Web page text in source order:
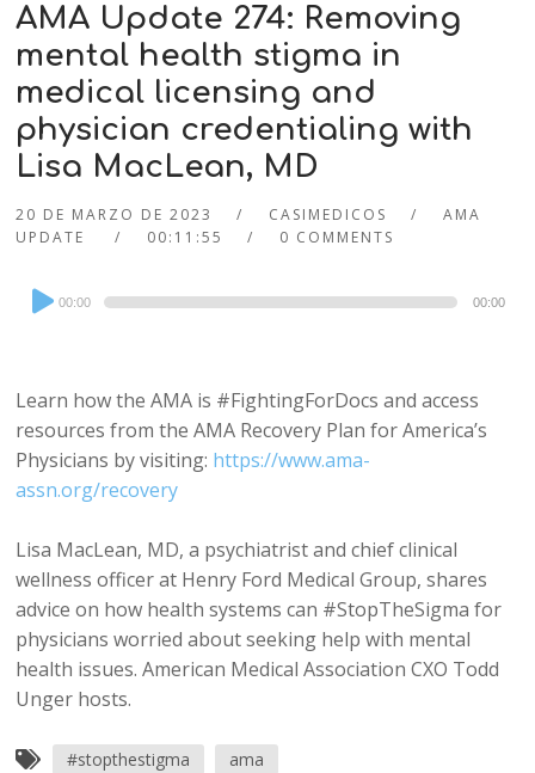
AMA Update 274: Removing
mental health stigma in
medical licensing and
physician credentialing with
Lisa MacLean, MD
20 DE MARZO DE 2023 CASIMEDICOS
AMA
UPDATE
00:11:55 0 COMMENTS
Audio
Player
00:00 00:00
Learn how the AMA is #FightingForDocs and access
resources from the AMA Recovery Plan for America’s
Physicians by visiting: https://www.ama-
assn.org/recovery
Lisa MacLean, MD, a psychiatrist and chief clinical
wellness officer at Henry Ford Medical Group, shares
advice on how health systems can #StopTheSigma for
physicians worried about seeking help with mental
health issues. American Medical Association CXO Todd
Unger hosts.
#stopthestigma
ama